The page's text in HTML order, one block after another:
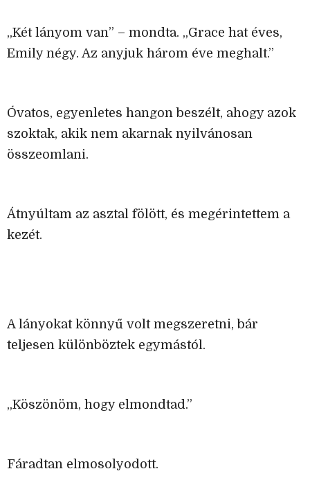
„Két lányom van” – mondta. „Grace hat éves,
Emily négy. Az anyjuk három éve meghalt.”
Óvatos, egyenletes hangon beszélt, ahogy azok
szoktak, akik nem akarnak nyilvánosan
összeomlani.
Átnyúltam az asztal fölött, és megérintettem a
kezét.
A lányokat könnyű volt megszeretni, bár
teljesen különböztek egymástól.
„Köszönöm, hogy elmondtad.”
Fáradtan elmosolyodott.